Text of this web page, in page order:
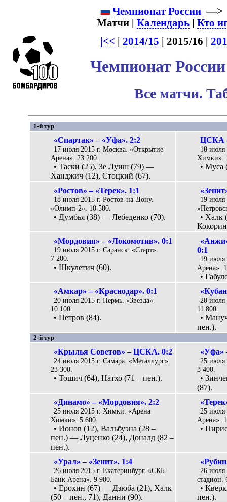
Чемпионат России
Матчи | Календарь
Кто
|<<
2014/15 | 2015/16 |
Чемпионат
Все матчи.
1-й тур
«Спартак» – «Уфа». 2:2
17 июля 2015 г. Москва. «Открытие-
Арена». 23 200.
• Таски (25), Зе Луиш (79) —
Ханджич (12), Стоцкий (67).
ЦСКА
18 июля
Химки».
• Муса
«Ростов» – «Терек». 1:1
18 июля 2015 г. Ростов-на-Дону.
«Олимп-2». 10 500.
• Думбья (38) — Лебеденко (70).
19 июля
• Халк
«Мордовия» – «Локомотив». 0:1
19 июля 2015 г. Саранск. «Старт».
7 200.
• Шкулетич (60).
0:1
19
Арена».
•
«Амкар» – «Краснодар». 0:1
20 июля 2015 г. Пермь. «Звезда».
10 100.
• Петров (84).
20 июля
11 800.
•
пен.).
2-й тур
«Крылья Советов» – ЦСКА. 0:2
24 июля 2015 г. Самара. «Металлург».
23 300.
• Тошич (64), Натхо (71 – пен.).
«Уфа»
25 июля
3 400.
•
(87).
«Динамо» – «Мордовия». 2:2
25 июля 2015 г. Химки. «Арена
Химки». 5 600.
• Ионов (12), Вальбуэна (28 –
пен.) — Луценко (24), Доналд (82 –
пен.).
25 июля
Арена».
•
«Урал» – «Зенит». 1:4
26 июля 2015 г. Екатеринбург. «СКБ-
Банк Арена». 9 900.
• Ерохин (67) — Дзюба (21), Халк
(50 – пен., 71), Данни (90).
26 июля
стадион.
•
пен.).